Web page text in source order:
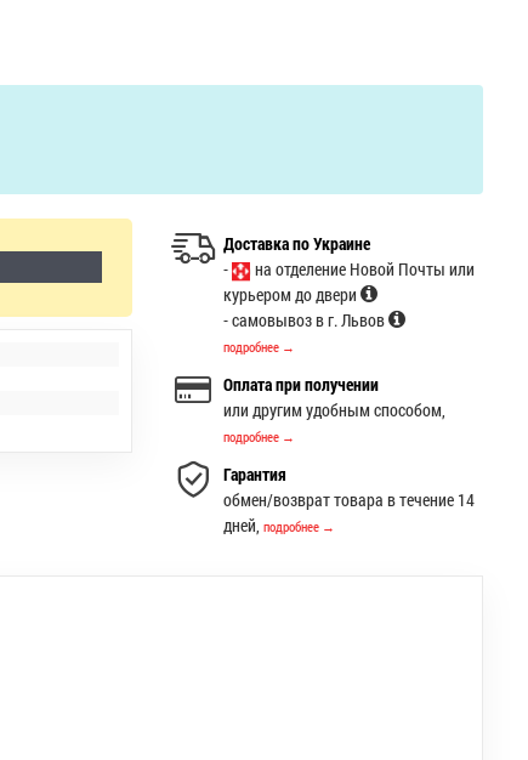
Доставка по Украине
-
на отделение Новой Почты или
курьером до двери
- самовывоз в г. Львов
подробнее →
Оплата при получении
или другим удобным способом,
подробнее →
Гарантия
обмен/возврат товара в течение 14
дней,подробнее →